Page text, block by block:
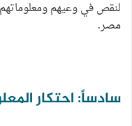
لنقص في وعيهم
مصر.
سادساً: احتكار